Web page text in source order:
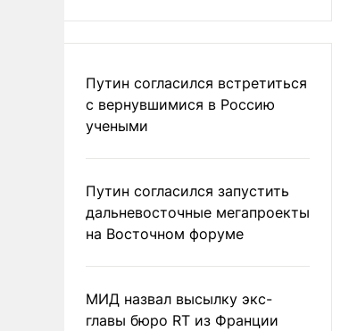
Путин согласился встретиться
с вернувшимися в Россию
учеными
Путин согласился запустить
дальневосточные мегапроекты
на Восточном форуме
МИД назвал высылку экс-
главы бюро RT из Франции